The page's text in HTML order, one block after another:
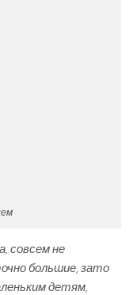
совсем не
большие, зато
детям,